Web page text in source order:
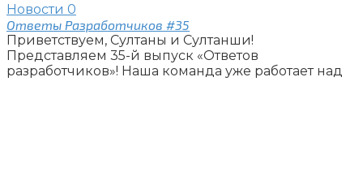
Новости 0
Ответы Разработчиков #35
Приветствуем, Султаны и Султанши!
Представляем 35-й выпуск «Ответов
разработчиков»! Наша команда уже работает над